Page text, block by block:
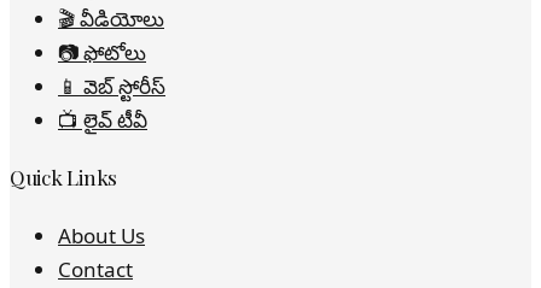
🎬 వీడియోలు
📷 ఫోటోలు
📱 వెబ్ స్టోరీస్
📺 లైవ్ టీవీ
Quick Links
About Us
Contact